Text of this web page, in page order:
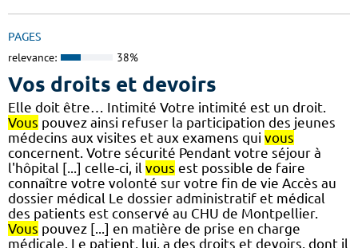
PAGES
relevance: 38%
Vos droits et devoirs
Elle doit être… Intimité Votre intimité est un droit.
Vous pouvez ainsi refuser la participation des jeunes
médecins aux visites et aux examens qui vous
concernent. Votre sécurité Pendant votre séjour à
l'hôpital [...] celle-ci, il vous est possible de faire
connaître votre volonté sur votre fin de vie Accès au
dossier médical Le dossier administratif et médical
des patients est conservé au CHU de Montpellier.
Vous pouvez [...] en matière de prise en charge
médicale. Le patient, lui, a des droits et devoirs, dont il